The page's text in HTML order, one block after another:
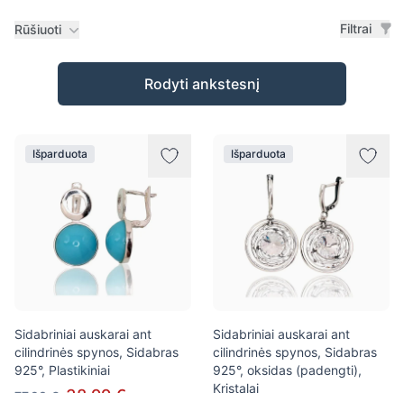
Rūšiuoti Filtrai
Prekės
Rodyti ankstesnį
Išparduota
Sidabriniai auskarai ant
cilindrinės spynos, Sidabras
925°, Plastikiniai
Išparduota
Sidabriniai auskarai ant
cilindrinės spynos, Sidabras
925°, oksidas (padengti),
Kristalai